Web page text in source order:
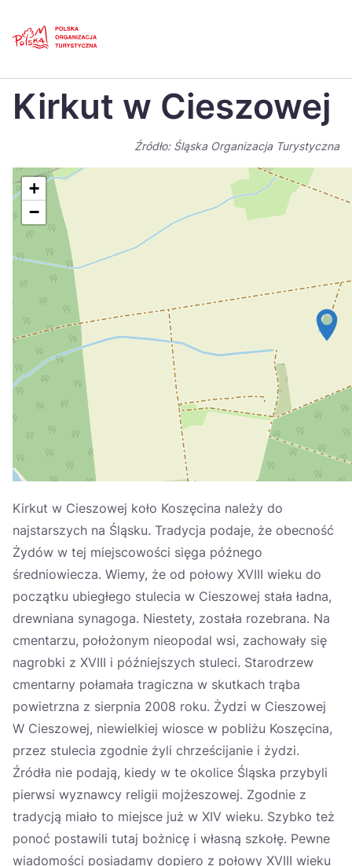
Polski
中国
Español
Italiano
Nederlands
Português
Suomi
Україна
Zamknij
Kirkut w Cieszowej
Źródło: Śląska Organizacja Turystyczna
+
−
Kirkut w Cieszowej koło Koszęcina należy do
najstarszych na Śląsku. Tradycja podaje, że obecność
Żydów w tej miejscowości sięga późnego
średniowiecza. Wiemy, że od połowy XVIII wieku do
początku ubiegłego stulecia w Cieszowej stała ładna,
drewniana synagoga. Niestety, została rozebrana. Na
cmentarzu, położonym nieopodal wsi, zachowały się
nagrobki z XVIII i późniejszych stuleci. Starodrzew
cmentarny połamała tragiczna w skutkach trąba
powietrzna z sierpnia 2008 roku. Żydzi w Cieszowej
W Cieszowej, niewielkiej wiosce w pobliżu Koszęcina,
przez stulecia zgodnie żyli chrześcijanie i żydzi.
Źródła nie podają, kiedy w te okolice Śląska przybyli
pierwsi wyznawcy religii mojżeszowej. Zgodnie z
tradycją miało to miejsce już w XIV wieku. Szybko też
ponoć postawili tutaj bożnicę i własną szkołę. Pewne
wiadomości posiadamy dopiero z połowy XVIII wieku